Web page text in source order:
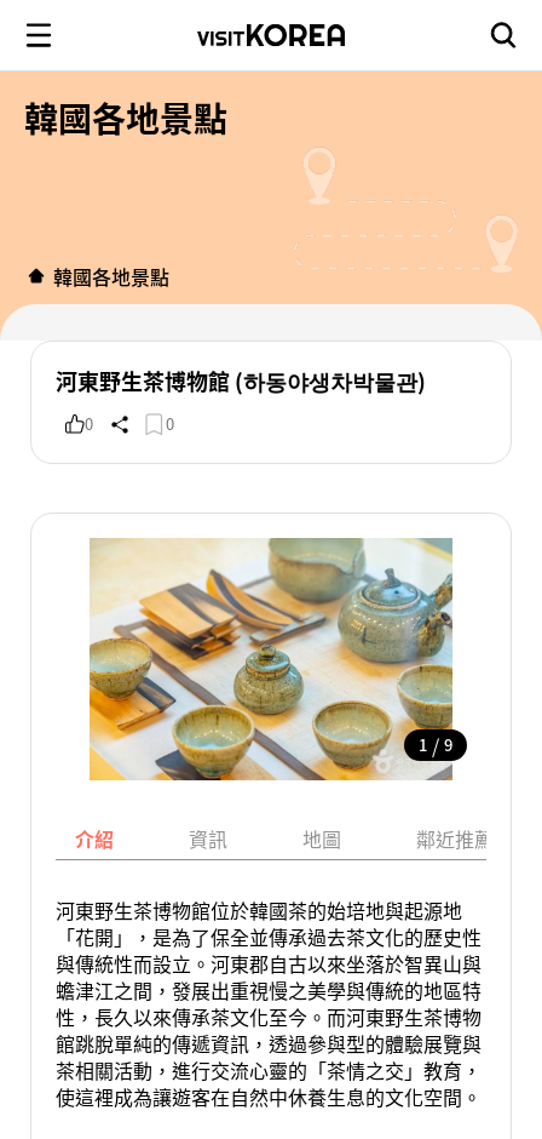
韓國各地景點
韓國各地景點
河東野生茶博物館 (하동야생차박물관)
0 0
1 / 9
介紹 資訊 地圖 鄰近推薦景點
河東野生茶博物館位於韓國茶的始培地與起源地
「花開」，是為了保全並傳承過去茶文化的歷史性
與傳統性而設立。河東郡自古以來坐落於智異山與
蟾津江之間，發展出重視慢之美學與傳統的地區特
性，長久以來傳承茶文化至今。而河東野生茶博物
館跳脫單純的傳遞資訊，透過參與型的體驗展覽與
茶相關活動，進行交流心靈的「茶情之交」教育，
使這裡成為讓遊客在自然中休養生息的文化空間。